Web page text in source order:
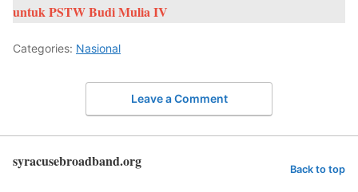
untuk PSTW Budi Mulia IV
Categories: Nasional
Leave a Comment
syracusebroadband.org Back to top